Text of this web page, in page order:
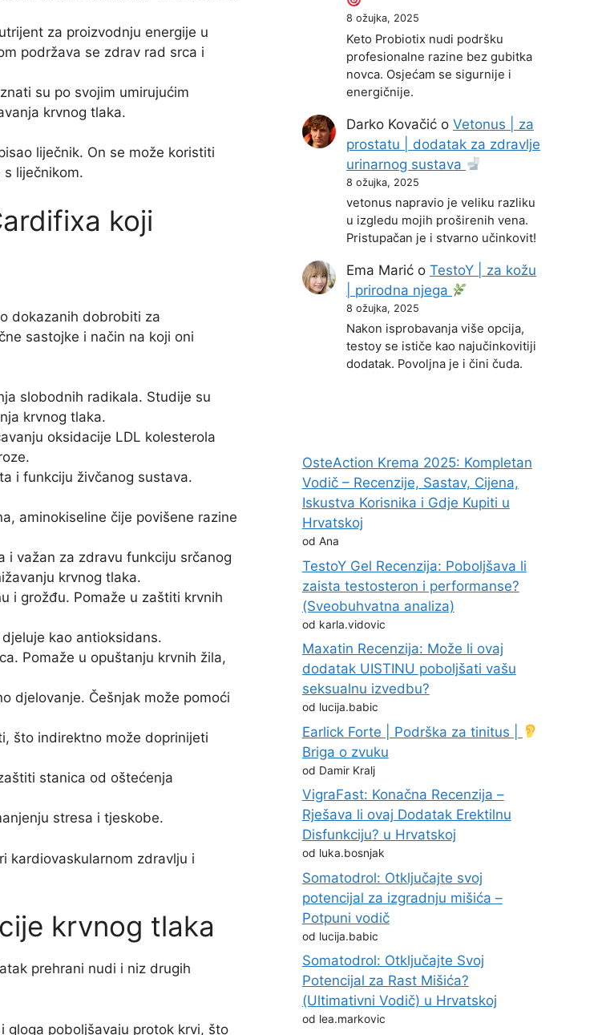
za proizvodnju energije u
podržava se zdrav rad srca i
su po svojim umirujućim
krvnog tlaka.
liječnik. On se može koristiti
liječnikom.
koji
dokazanih dobrobiti za
sastojke i način na koji oni
slobodnih radikala. Studije su
krvnog tlaka.
oksidacije LDL kolesterola
i funkciju živčanog sustava.
aminokiseline čije povišene razine
i važan za zdravu funkciju srčanog
krvnog tlaka.
i grožđu. Pomaže u zaštiti krvnih
kao antioksidans.
Pomaže u opuštanju krvnih žila,
djelovanje. Češnjak može pomoći
što indirektno može doprinijeti
stanica od oštećenja
stresa i tjeskobe.
kardiovaskularnom zdravlju i
krvnog tlaka
prehrani nudi i niz drugih
gloga poboljšavaju protok krvi, što
8 ožujka, 2025
Keto Probiotix nudi podršku
profesionalne razine bez gubitka
novca. Osjećam se sigurnije i
energičnije.
Darko Kovačić oVetonus | za
prostatu | dodatak za zdravlje
urinarnog sustava
8 ožujka, 2025
vetonus napravio je veliku razliku
u izgledu mojih proširenih vena.
Pristupačan je i stvarno učinkovit!
Ema Marić oTestoY | za kožu
| prirodna njega
8 ožujka, 2025
Nakon isprobavanja više opcija,
testoy se ističe kao najučinkovitiji
dodatak. Povoljna je i čini čuda.
OsteAction Krema 2025: Kompletan
Vodič – Recenzije, Sastav, Cijena,
Iskustva Korisnika i Gdje Kupiti u
Hrvatskoj
od Ana
TestoY Gel Recenzija: Poboljšava li
zaista testosteron i performanse?
(Sveobuhvatna analiza)
od karla.vidovic
Maxatin Recenzija: Može li ovaj
dodatak UISTINU poboljšati vašu
seksualnu izvedbu?
od lucija.babic
Earlick Forte | Podrška za tinitus |
Briga o zvuku
od Damir Kralj
VigraFast: Konačna Recenzija –
Rješava li ovaj Dodatak Erektilnu
Disfunkciju? u Hrvatskoj
od luka.bosnjak
Somatodrol: Otključajte svoj
potencijal za izgradnju mišića –
Potpuni vodič
od lucija.babic
Somatodrol: Otključajte Svoj
Potencijal za Rast Mišića?
(Ultimativni Vodič) u Hrvatskoj
od lea.markovic